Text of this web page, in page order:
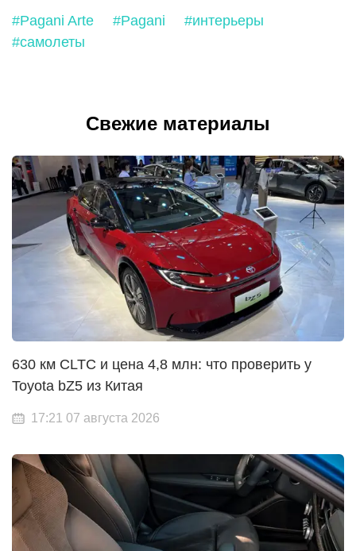
#Pagani Arte #Pagani
#интерьеры
#самолеты
Свежие материалы
630 км CLTC и цена 4,8 млн: что проверить у
Toyota bZ5 из Китая
17:21 07 августа 2026